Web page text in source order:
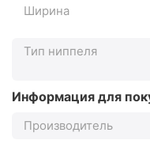
Ширина
Тип ниппеля
Информация для
Производитель